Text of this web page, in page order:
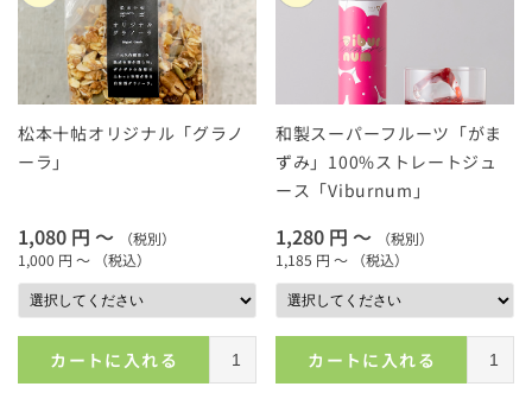
松本十帖オリジナル「グラノ
ーラ」
1,080 円 ～
（税別）
1,000 円 ～
（税込）
カートに入れる
和製スーパーフルーツ「がま
ずみ」100%ストレートジュ
ース「Viburnum」
1,280 円 ～
（税別）
1,185 円 ～
（税込）
カートに入れる